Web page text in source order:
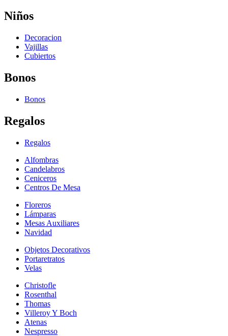
Niños
Decoracion
Vajillas
Cubiertos
Bonos
Bonos
Regalos
Regalos
Alfombras
Candelabros
Ceniceros
Centros De Mesa
Floreros
Lámparas
Mesas Auxiliares
Navidad
Objetos Decorativos
Portaretratos
Velas
Christofle
Rosenthal
Thomas
Villeroy Y Boch
Atenas
Nespresso